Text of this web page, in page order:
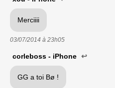
Merciiii
03/07/2014 à 23h05
corleboss - iPhone ↩
GG a toi Bø !